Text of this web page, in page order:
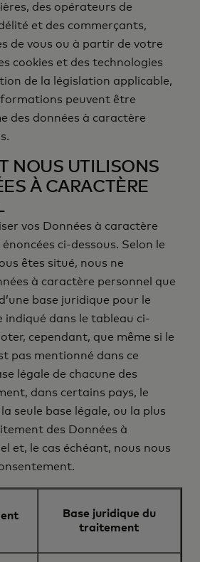
des opérateurs de
et des commerçants,
de vous ou à partir de votre
cookies et des technologies
de la législation applicable,
peuvent être
des données à caractère
NOUS UTILISONS
À CARACTÈRE
vos Données à caractère
ci-dessous. Selon le
êtes situé, nous ne
à caractère personnel que
base juridique pour le
dans le tableau ci-
cependant, que même si le
pas mentionné dans ce
légale de chacune des
dans certains pays, le
seule base légale, ou la plus
des Données à
et, le cas échéant, nous nous
Base juridique du
traitement